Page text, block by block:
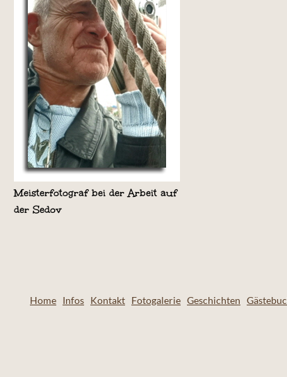
Meisterfotograf bei der Arbeit auf
der Sedov
Home Infos Kontakt Fotogalerie Geschichten